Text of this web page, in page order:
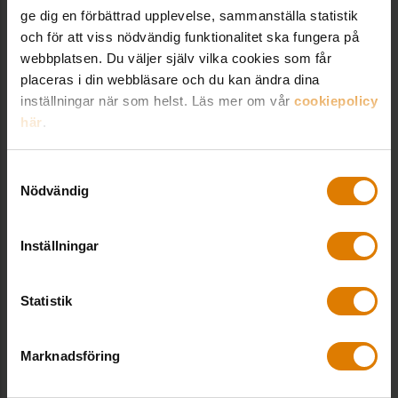
ge dig en förbättrad upplevelse, sammanställa statistik
och för att viss nödvändig funktionalitet ska fungera på
webbplatsen. Du väljer själv vilka cookies som får
placeras i din webbläsare och du kan ändra dina
inställningar när som helst. Läs mer om vår cookiepolicy
här.
Nödvändig
Inställningar
Statistik
Marknadsföring
De största ökningarna observerades i
Estland (+192 procent), medan störst
minskning registrerades i Italien (-9
procent). I Sverige ökade priserna med
Det har skett en stadig ökning av
hyrorna i EU mellan 2010 och 2022 –
totalt 18 procent under hela perioden.
medlemsstater utom Grekland (-25
registrerades i Estland (+210 procent).